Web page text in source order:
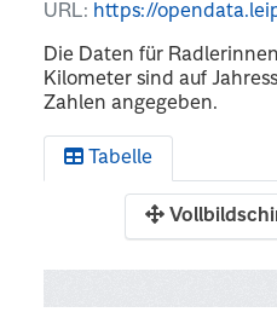
URL: https://opendata.leipzig.de/dataset/fb78ee63-bb8d-47ae-9d95-
Die Daten für
Kilometer sind auf
Zahlen angegeben.
Tabelle